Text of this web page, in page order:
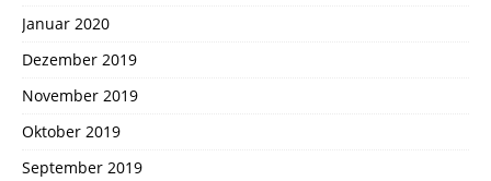
Januar 2020
Dezember 2019
November 2019
Oktober 2019
September 2019